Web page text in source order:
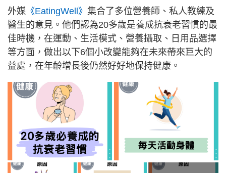
外媒 《EatingWell》 集合了多位營養師、私人教練及
醫生的意見。他們認為20多歲是養成抗衰老習慣的最
佳時機，在運動、生活模式、營養攝取、日用品選擇
等方面，做出以下6個小改變能夠在未來帶來巨大的
益處，在年齡增長後仍然好好地保持健康。